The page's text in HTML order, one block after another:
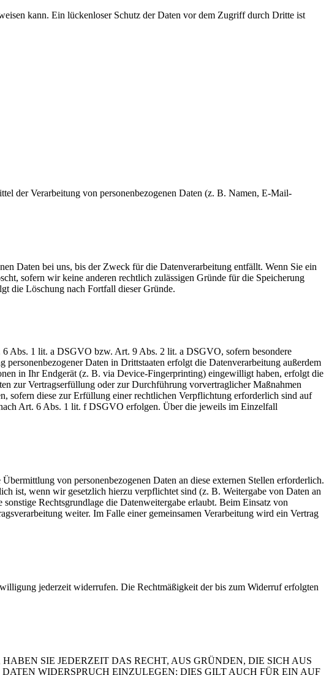
kann. Ein lückenloser Schutz der Daten vor dem Zugriff durch Dritte ist
der Verarbeitung von personenbezogenen Daten (z. B. Namen, E-Mail-
Daten bei uns, bis der Zweck für die Datenverarbeitung entfällt. Wenn Sie ein
sofern wir keine anderen rechtlich zulässigen Gründe für die Speicherung
die Löschung nach Fortfall dieser Gründe.
Abs. 1 lit. a DSGVO bzw. Art. 9 Abs. 2 lit. a DSGVO, sofern besondere
Daten in Drittstaaten erfolgt die Datenverarbeitung außerdem
in Ihr Endgerät (z. B. via Device-Fingerprinting) eingewilligt haben, erfolgt die
zur Vertragserfüllung oder zur Durchführung vorvertraglicher Maßnahmen
sofern diese zur Erfüllung einer rechtlichen Verpflichtung erforderlich sind auf
Art. 6 Abs. 1 lit. f DSGVO erfolgen. Über die jeweils im Einzelfall
von personenbezogenen Daten an diese externen Stellen erforderlich.
ist, wenn wir gesetzlich hierzu verpflichtet sind (z. B. Weitergabe von Daten an
Rechtsgrundlage die Datenweitergabe erlaubt. Beim Einsatz von
weiter. Im Falle einer gemeinsamen Verarbeitung wird ein Vertrag
jederzeit widerrufen. Die Rechtmäßigkeit der bis zum Widerruf erfolgten
SIE JEDERZEIT DAS RECHT, AUS GRÜNDEN, DIE SICH AUS
WIDERSPRUCH EINZULEGEN; DIES GILT AUCH FÜR EIN AUF